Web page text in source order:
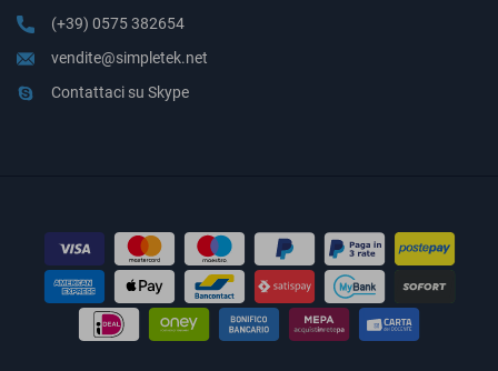
(+39) 0575 382654
vendite@simpletek.net
Contattaci su Skype